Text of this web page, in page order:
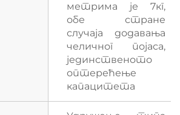
метрима је 7кг,
обе стране
случаја додавања
челичног појаса,
јединственото
оптерећење
капацитета